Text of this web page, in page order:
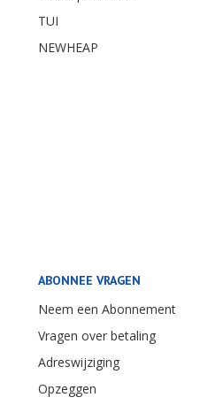
TUI
NEWHEAP
ABONNEE VRAGEN
Neem een Abonnement
Vragen over betaling
Adreswijziging
Opzeggen